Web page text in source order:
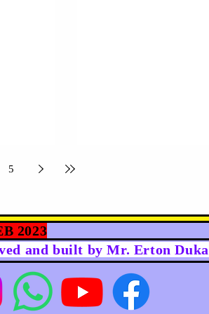
5
2023
and built by Mr. Erton Duka